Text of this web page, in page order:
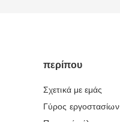
περίπου
Σχετικά με εμάς
Γύρος εργοστασίων